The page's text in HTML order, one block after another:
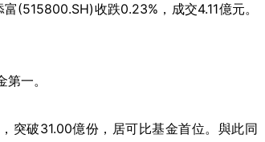
富(515800.SH)收跌0.23%，成交4.11億元。
一。
突破31.00億份，居可比基金首位。與此同